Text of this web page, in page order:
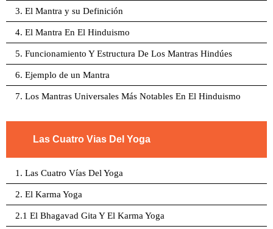
3. El Mantra y su Definición
4. El Mantra En El Hinduismo
5. Funcionamiento Y Estructura De Los Mantras Hindúes
6. Ejemplo de un Mantra
7. Los Mantras Universales Más Notables En El Hinduismo
Las Cuatro Vias Del Yoga
1. Las Cuatro Vías Del Yoga
2. El Karma Yoga
2.1 El Bhagavad Gita Y El Karma Yoga